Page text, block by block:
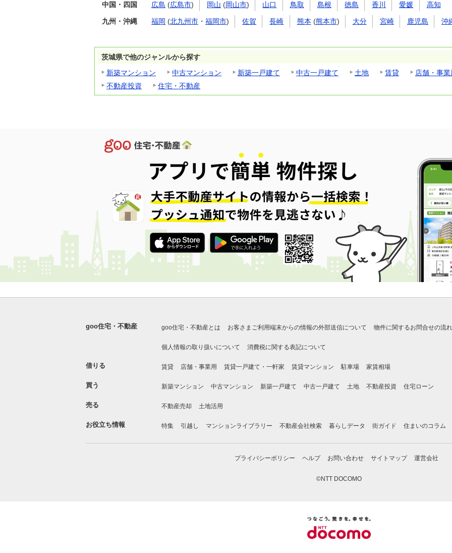
中国・四国 広島 (広島市) 岡山 (岡山市) 山口 鳥取 島根 徳島 香川 愛媛 高知
九州・沖縄 福岡 (北九州市 ・ 福岡市) 佐賀 長崎 熊本 (熊本市) 大分 宮崎 鹿児島 沖
茨城県で他のジャンルから探す
新築マンション
中古マンション 新築一戸建て 中古一戸建て 土地 賃貸
店舗・事業
不動産投資
住宅・不動産
goo住宅・不動産 goo住宅・不動産とは お客さまご利用端末からの情報の外部送信について 物件に関するお問合せの流れ
個人情報の取り扱いについて 消費税に関する表記について
借りる 賃貸 店舗・事業用 賃貸一戸建て・一軒家 賃貸マンション 駐車場 家賃相場
買う 新築マンション 中古マンション 新築一戸建て 中古一戸建て 土地 不動産投資 住宅ローン
売る 不動産売却 土地活用
お役立ち情報 特集 引越し マンションライブラリー 不動産会社検索 暮らしデータ 街ガイド 住まいのコラム
プライバシーポリシー ヘルプ お問い合わせ サイトマップ 運営会社
©NTT DOCOMO